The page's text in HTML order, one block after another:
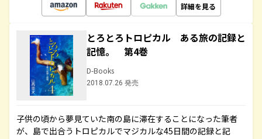
詳細を見る
とろとろトロピカル ある旅の記録と
記憶。 第4巻
D-Books
2018.07.26 発売
子供の頃から夢見ていた南の島に滞在することになった筆者
が、島で出合うトロピカルでマジカルな45日間の記録と記